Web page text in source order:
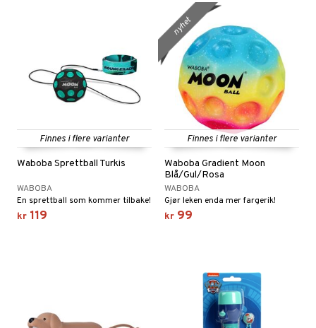
Finnes i flere varianter
Waboba Sprettball Turkis
WABOBA
En sprettball som kommer tilbake!
kr 119
Finnes i flere varianter
Waboba Gradient Moon
Blå/Gul/Rosa
WABOBA
Gjør leken enda mer fargerik!
kr 99
nyhet